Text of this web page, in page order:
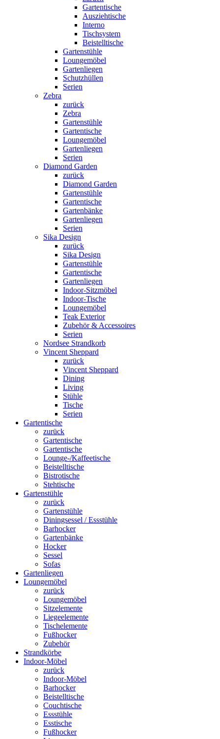
Gartentische
Ausziehtische
Interno
Tischsystem
Beistelltische
Gartenstühle
Loungemöbel
Gartenliegen
Schutzhüllen
Serien
Zebra
zurück
Zebra
Gartenstühle
Gartentische
Loungemöbel
Gartenliegen
Serien
Diamond Garden
zurück
Diamond Garden
Gartenstühle
Gartentische
Gartenbänke
Gartenliegen
Serien
Sika Design
zurück
Sika Design
Gartenstühle
Gartentische
Gartenliegen
Indoor-Sitzmöbel
Indoor-Tische
Loungemöbel
Teak Exterior
Zubehör & Accessoires
Serien
Nordsee Strandkorb
Vincent Sheppard
zurück
Vincent Sheppard
Dining
Living
Stühle
Tische
Serien
Gartentische
zurück
Gartentische
Gartentische
Lounge-/Kaffeetische
Beistelltische
Bistrotische
Stehtische
Gartenstühle
zurück
Gartenstühle
Diningsessel / Essstühle
Barhocker
Gartenbänke
Hocker
Sessel
Sofas
Gartenliegen
Loungemöbel
zurück
Loungemöbel
Sitzelemente
Liegeelemente
Tischelemente
Fußhocker
Zubehör
Strandkörbe
Indoor-Möbel
zurück
Indoor-Möbel
Barhocker
Beistelltische
Couchtische
Essstühle
Esstische
Fußhocker